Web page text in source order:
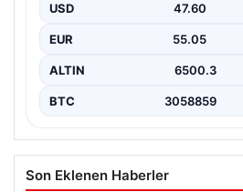
Türkiye İstatistik Kurumu (TÜİK)
USD 47.60
EUR 55.05
ALTIN 6500.3
BTC 3058859
Son Eklenen Haberler